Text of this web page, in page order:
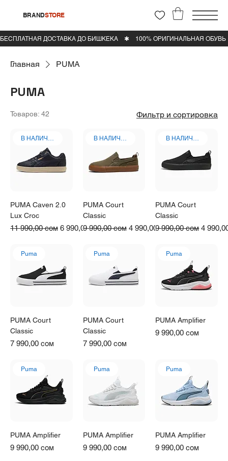
BRANDSTORE
Главная PUMA
PUMA
Товаров: 42 Фильтр и сортировка
В НАЛИЧИИ
PUMA Caven 2.0
Lux Croc
Обычная цена
11 990,00 сом Цена со скидкой
6 990,00 сом
В НАЛИЧИИ
PUMA Court
Classic
Обычная цена
9 990,00 сом Цена со скидкой
4 990,00 сом
В НАЛИЧИИ
PUMA Court
Classic
Обычная цена
9 990,00 сом Цена
4
Puma
PUMA Court
Classic
Цена
7 990,00 сом
Puma
PUMA Court
Classic
Цена
7 990,00 сом
Puma
PUMA Amplifier
Цена
9 990,00 сом
Puma
PUMA Amplifier
Цена
9 990,00 сом
Puma
PUMA Amplifier
Цена
9 990,00 сом
Puma
PUMA Amplifier
Цена
9 990,00 сом